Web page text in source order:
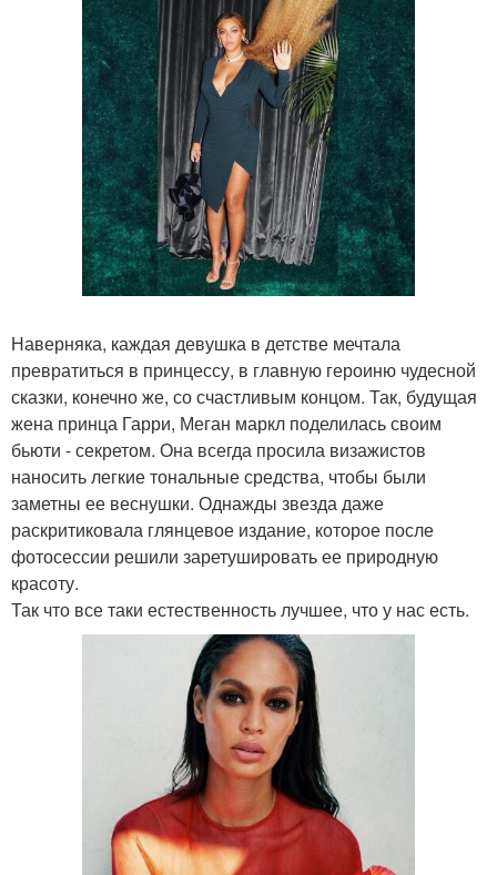
Наверняка, каждая девушка в детстве мечтала
превратиться в принцессу, в главную героиню чудесной
сказки, конечно же, со счастливым концом. Так, будущая
жена принца Гарри, Меган маркл поделилась своим
бьюти - секретом. Она всегда просила визажистов
наносить легкие тональные средства, чтобы были
заметны ее веснушки. Однажды звезда даже
раскритиковала глянцевое издание, которое после
фотосессии решили заретушировать ее природную
красоту.
Так что все таки естественность лучшее, что у нас есть.